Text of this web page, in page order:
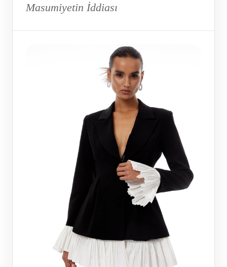
Masumiyetin İddiası